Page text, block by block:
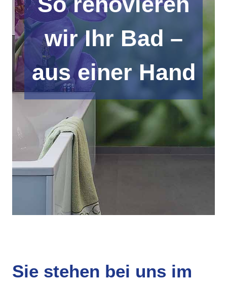
wir Ihr Bad –
aus einer Hand
Sie stehen bei uns im